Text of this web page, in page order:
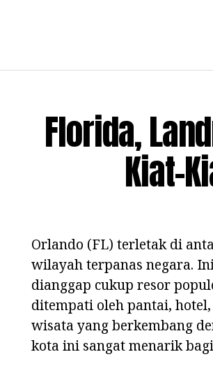
Florida,
Kiat-
Orlando (FL) terletak di
wilayah terpanas negara.
dianggap cukup resor
ditempati oleh pantai,
wisata yang berkembang
kota ini sangat menarik